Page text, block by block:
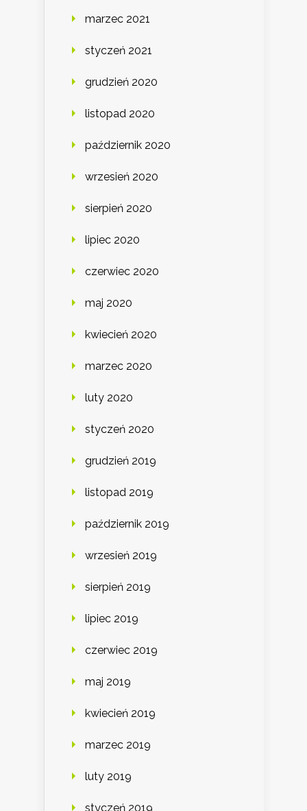
marzec 2021
styczeń 2021
grudzień 2020
listopad 2020
październik 2020
wrzesień 2020
sierpień 2020
lipiec 2020
czerwiec 2020
maj 2020
kwiecień 2020
marzec 2020
luty 2020
styczeń 2020
grudzień 2019
listopad 2019
październik 2019
wrzesień 2019
sierpień 2019
lipiec 2019
czerwiec 2019
maj 2019
kwiecień 2019
marzec 2019
luty 2019
styczeń 2019